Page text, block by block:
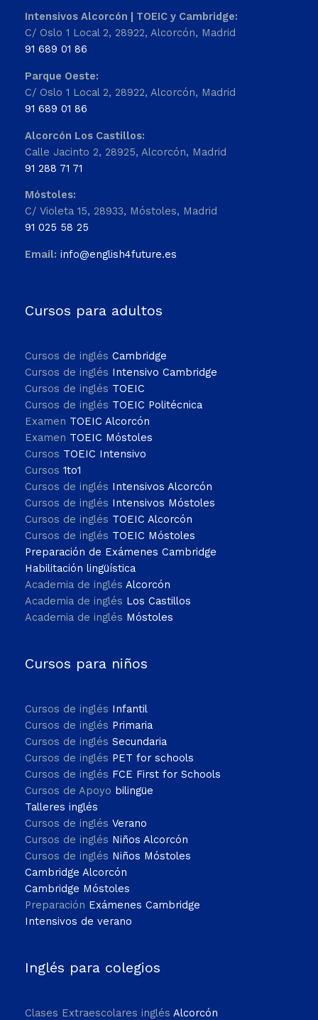
Intensivos Alcorcón | TOEIC y Cambridge:
C/ Oslo 1 Local 2, 28922, Alcorcón, Madrid
91 689 01 86
Parque Oeste:
C/ Oslo 1 Local 2, 28922, Alcorcón, Madrid
91 689 01 86
Alcorcón Los Castillos:
Calle Jacinto 2, 28925, Alcorcón, Madrid
91 288 71 71
Móstoles:
C/ Violeta 15, 28933, Móstoles, Madrid
91 025 58 25
Email: info@english4future.es
Cursos para adultos
Cursos de inglés Cambridge
Cursos de inglés Intensivo Cambridge
Cursos de inglés TOEIC
Cursos de inglés TOEIC Politécnica
Examen TOEIC Alcorcón
Examen TOEIC Móstoles
Cursos TOEIC Intensivo
Cursos 1to1
Cursos de inglés Intensivos Alcorcón
Cursos de inglés Intensivos Móstoles
Cursos de inglés TOEIC Alcorcón
Cursos de inglés TOEIC Móstoles
Preparación de Exámenes Cambridge
Habilitación lingüística
Academia de inglés Alcorcón
Academia de inglés Los Castillos
Academia de inglés Móstoles
Cursos para niños
Cursos de inglés Infantil
Cursos de inglés Primaria
Cursos de inglés Secundaria
Cursos de inglés PET for schools
Cursos de inglés FCE First for Schools
Cursos de Apoyo bilingüe
Talleres inglés
Cursos de inglés Verano
Cursos de inglés Niños Alcorcón
Cursos de inglés Niños Móstoles
Cambridge Alcorcón
Cambridge Móstoles
Preparación Exámenes Cambridge
Intensivos de verano
Inglés para colegios
Clases Extraescolares inglés Alcorcón